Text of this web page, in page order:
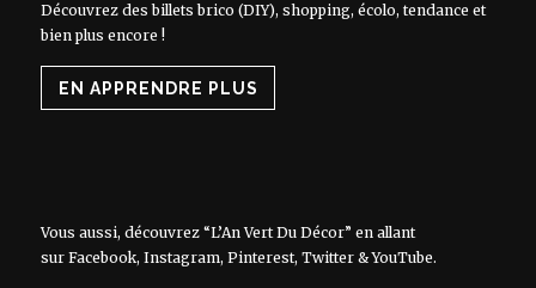
Découvrez des billets brico (DIY), shopping, écolo, tendance et
bien plus encore !
EN APPRENDRE PLUS
Vous aussi, découvrez “L’An Vert Du Décor” en allant
sur Facebook, Instagram, Pinterest, Twitter&YouTube.